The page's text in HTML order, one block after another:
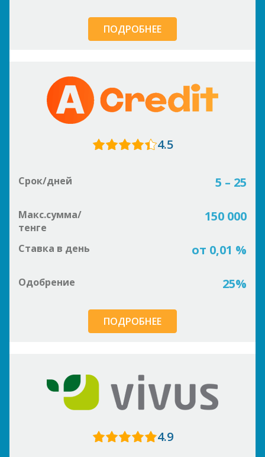
ПОДРОБНЕЕ
4.5
Срок/дней 5 – 25
Макс.сумма/
тенге
150 000
Ставка в день от 0,01 %
Одобрение 25%
ПОДРОБНЕЕ
4.9